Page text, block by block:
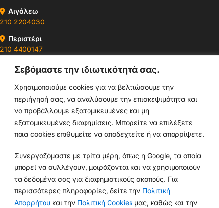
Σεβόμαστε την ιδιωτικότητά σας.
Χρησιμοποιούμε cookies για να βελτιώσουμε την
περιήγησή σας, να αναλύσουμε την επισκεψιμότητα και
να προβάλλουμε εξατομικευμένες και μη
εξατομικευμένες διαφημίσεις. Μπορείτε να επιλέξετε
ποια cookies επιθυμείτε να αποδεχτείτε ή να απορρίψετε.
Συνεργαζόμαστε με τρίτα μέρη, όπως η Google, τα οποία
μπορεί να συλλέγουν, μοιράζονται και να χρησιμοποιούν
τα δεδομένα σας για διαφημιστικούς σκοπούς. Για
περισσότερες πληροφορίες, δείτε την Πολιτική
Απορρήτου και την Πολιτική Cookies μας, καθώς και την
Αιγάλεω
210 2204030
Περιστέρι
210 4400147
Ωράρια & Διευθύνσεις →
210 4929089
Κεντρικό τηλέφωνο
info@thikishop.gr
Δευ - Σάβ: 10:00 - 21:00
ΔΩΡΕΑΝ ΑΠΟΣΤΟΛΗ
για παραγγελίες άνω των 35€